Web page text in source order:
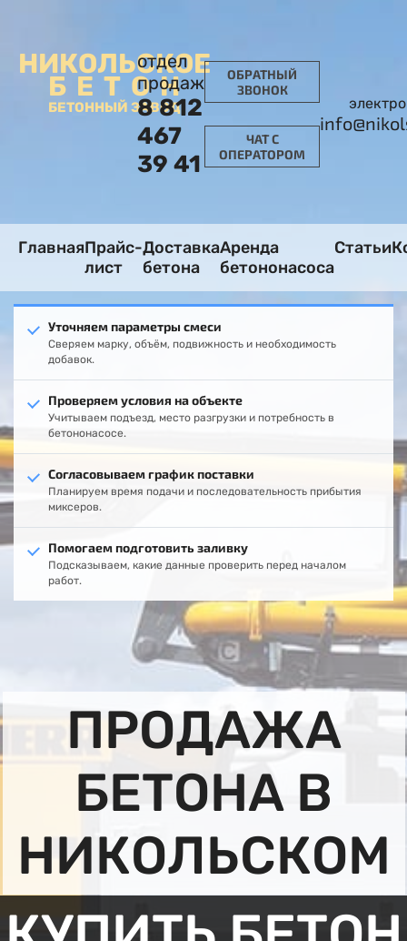
НИКОЛЬСКОЕ
БЕТОН
БЕТОННЫЙ ЗАВОД
отдел
продаж
8 812
467
39 41
ОБРАТНЫЙ
ЗВОНОК
ЧАТ С
ОПЕРАТОРОМ
ГлавнаяПрайс-
лист
Доставка
бетона
Аренда
бетононасоса
Статьи
Уточняем параметры смеси
Сверяем марку, объём, подвижность и необходимость
добавок.
Проверяем условия на объекте
Учитываем подъезд, место разгрузки и потребность в
бетононасосе.
Согласовываем график поставки
Планируем время подачи и последовательность прибытия
миксеров.
Помогаем подготовить заливку
Подсказываем, какие данные проверить перед началом
работ.
ПРОДАЖА
БЕТОНА В
НИКОЛЬСКОМ